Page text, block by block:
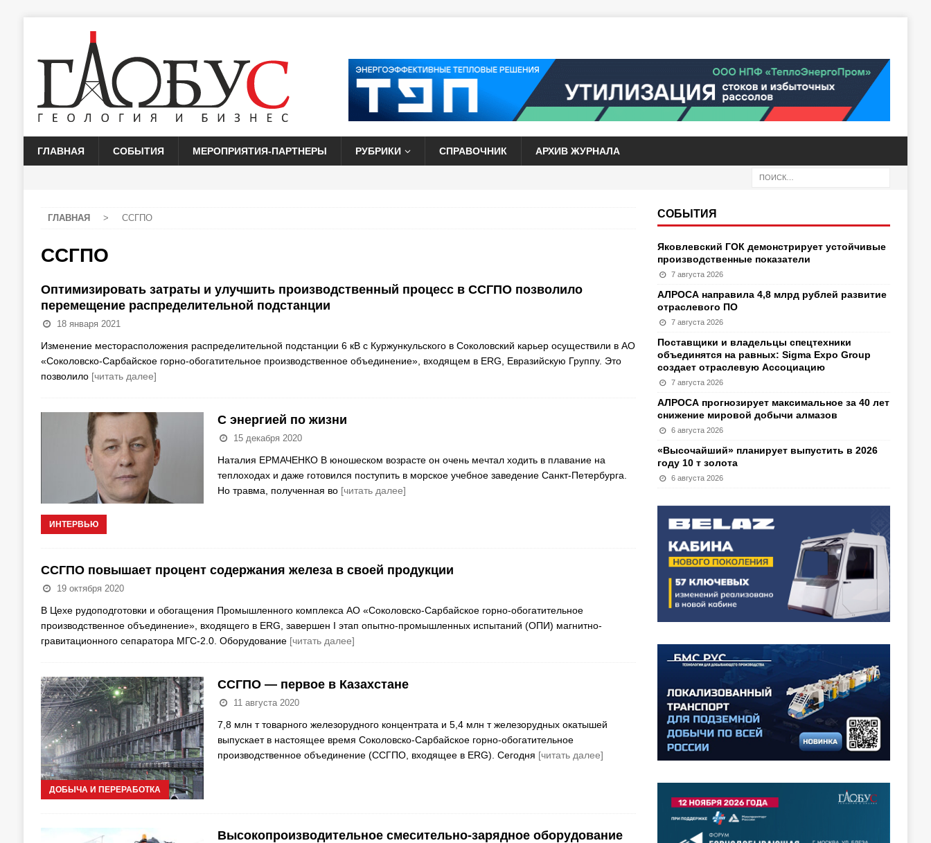
ГЛАВНАЯ СОБЫТИЯ МЕРОПРИЯТИЯ-ПАРТНЕРЫ РУБРИКИ СПРАВОЧНИК АРХИВ ЖУРНАЛА
ГЛАВНАЯ > ССГПО
ССГПО
Оптимизировать затраты и улучшить производственный процесс в ССГПО позволило
перемещение распределительной подстанции
18 января 2021
Изменение месторасположения распределительной подстанции 6 кВ с Куржункульского в Соколовский карьер осуществили в АО
«Соколовско-Сарбайское горно-обогатительное производственное объединение», входящем в ERG, Евразийскую Группу. Это
позволило [читать далее]
ИНТЕРВЬЮ
С энергией по жизни
15 декабря 2020
Наталия ЕРМАЧЕНКО В юношеском возрасте он очень мечтал ходить в плавание на
теплоходах и даже готовился поступить в морское учебное заведение Санкт-Петербурга.
Но травма, полученная во [читать далее]
ССГПО повышает процент содержания железа в своей продукции
19 октября 2020
В Цехе рудоподготовки и обогащения Промышленного комплекса АО «Соколовско-Сарбайское горно-обогатительное
производственное объединение», входящего в ERG, завершен I этап опытно-промышленных испытаний (ОПИ) магнитно-
гравитационного сепаратора МГС-2.0. Оборудование [читать далее]
ДОБЫЧА И ПЕРЕРАБОТКА
ССГПО — первое в Казахстане
11 августа 2020
7,8 млн т товарного железорудного концентрата и 5,4 млн т железорудных окатышей
выпускает в настоящее время Соколовско-Сарбайское горно-обогатительное
производственное объединение (ССГПО, входящее в ERG). Сегодня [читать далее]
Высокопроизводительное смесительно-зарядное оборудование
СОБЫТИЯ
Яковлевский ГОК демонстрирует устойчивые
производственные показатели
7 августа 2026
АЛРОСА направила 4,8 млрд рублей развитие
отраслевого ПО
7 августа 2026
Поставщики и владельцы спецтехники
объединятся на равных: Sigma Expo Group
создает отраслевую Ассоциацию
7 августа 2026
АЛРОСА прогнозирует максимальное за 40 лет
снижение мировой добычи алмазов
6 августа 2026
«Высочайший» планирует выпустить в 2026
году 10 т золота
6 августа 2026